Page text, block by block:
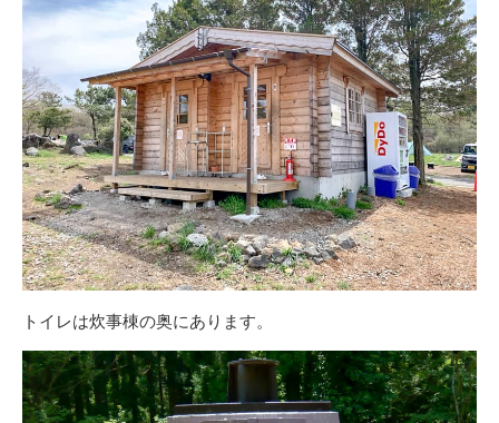
トイレは炊事棟の奥にあります。